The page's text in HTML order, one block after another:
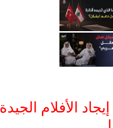
الأفلام الجيدة